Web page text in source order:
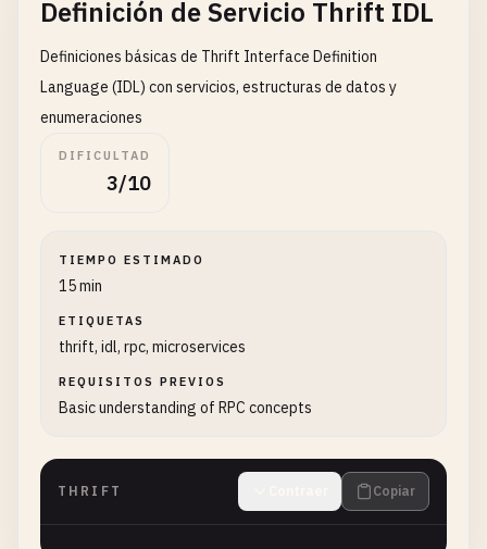
Definición de Servicio Thrift IDL
Definiciones básicas de Thrift Interface Definition
Language (IDL) con servicios, estructuras de datos y
enumeraciones
DIFICULTAD
3/10
TIEMPO ESTIMADO
15 min
ETIQUETAS
thrift, idl, rpc, microservices
REQUISITOS PREVIOS
Basic understanding of RPC concepts
THRIFT Copiar